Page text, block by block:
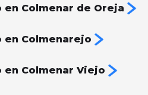
Colmenar de Oreja
en Colmenarejo
Colmenar Viejo